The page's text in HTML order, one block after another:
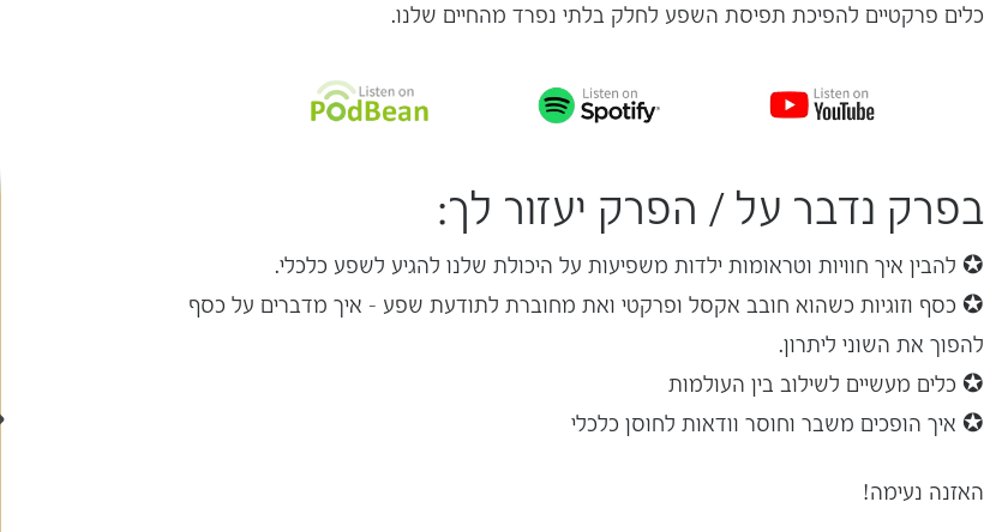
כלים פרקטיים להפיכת תפיסת השפע לחלק בלתי נפרד מהחיים שלנו.
בפרק נדבר על / הפרק יעזור לך:
✪ להבין איך חוויות וטראומות ילדות משפיעות על היכולת שלנו להגיע לשפע כלכלי.
✪ כסף וזוגיות כשהוא חובב אקסל ופרקטי ואת מחוברת לתודעת שפע – איך מדברים על כסף
להפוך את השוני ליתרון.
✪ כלים מעשיים לשילוב בין העולמות
✪ איך הופכים משבר וחוסר וודאות לחוסן כלכלי
האזנה נעימה!
קורס תטא הילינג יסוד